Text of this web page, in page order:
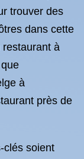
trouver des
dans cette
à
à
près de
clés soient